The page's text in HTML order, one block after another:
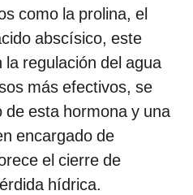
como la prolina, el
abscísico, este
regulación del agua
más efectivos, se
esta hormona y una
encargado de
el cierre de
hídrica.